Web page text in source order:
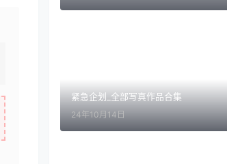
紧急企划_全部写真作品合集
24年10月14日